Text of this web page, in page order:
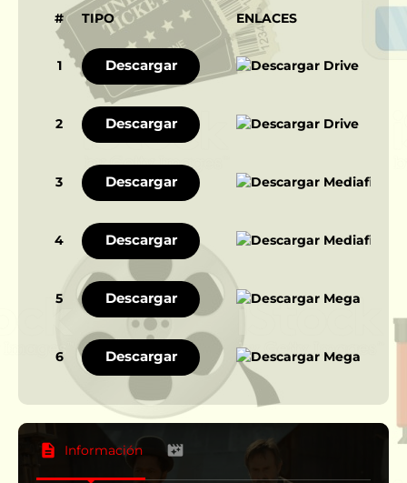
# TIPO ENLACES
1 Descargar
2 Descargar
3 Descargar
4 Descargar
5 Descargar
6 Descargar
Información